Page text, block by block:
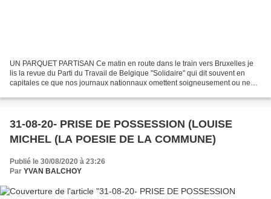
UN PARQUET PARTISAN Ce matin en route dans le train vers Bruxelles je
lis la revue du Parti du Travail de Belgique "Solidaire" qui dit souvent en
capitales ce que nos journaux nationnaux omettent soigneusement ou ne
31-08-20- PRISE DE POSSESSION (LOUISE
MICHEL (LA POESIE DE LA COMMUNE)
Publié le 30/08/2020 à 23:26
Par YVAN BALCHOY